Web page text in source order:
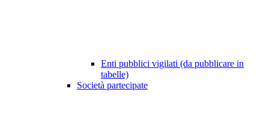
Enti pubblici vigilati (da pubblicare in
tabelle)
Società partecipate